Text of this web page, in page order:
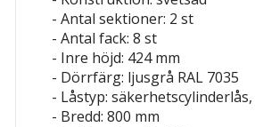
- Antal sektioner: 2 st
- Antal fack: 8 st
- Inre höjd: 424 mm
- Dörrfärg: ljusgrå RAL 7035
- Låstyp: säkerhetscylinderlås,
- Bredd: 800 mm